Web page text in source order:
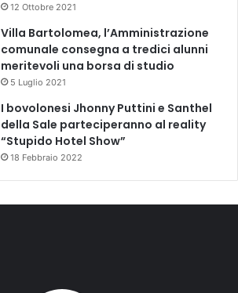
12 Ottobre 2021
Villa Bartolomea, l’Amministrazione
comunale consegna a tredici alunni
meritevoli una borsa di studio
5 Luglio 2021
I bovolonesi Jhonny Puttini e Santhel
della Sale parteciperanno al reality
“Stupido Hotel Show”
18 Febbraio 2022